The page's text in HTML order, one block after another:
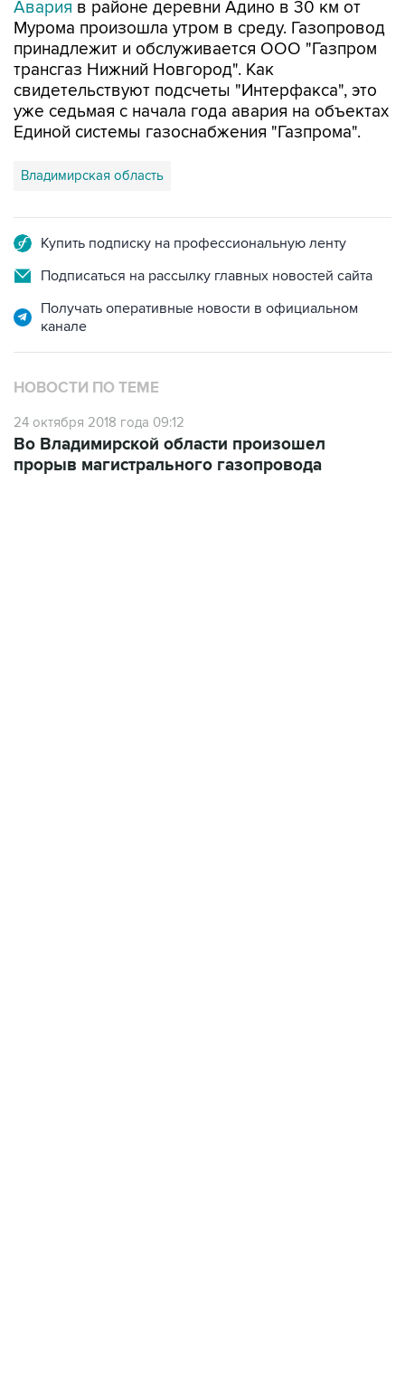
принадлежит и обслуживается ООО "Газпром
трансгаз Нижний Новгород". Как
свидетельствуют подсчеты "Интерфакса", это
уже седьмая с начала года авария на объектах
Единой системы газоснабжения "Газпрома".
Владимирская область
Подписаться на рассылку главных новостей сайта
Получать оперативные новости в официальном
НОВОСТИ ПО ТЕМЕ
24 октября 2018 года 09:12
прорыв магистрального газопровода